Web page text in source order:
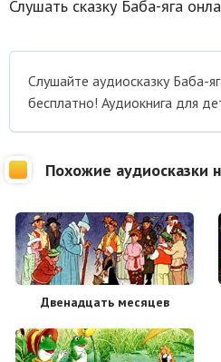
Слушать сказку Баба-яга
Cлушайте аудиосказку Баба-
бесплатно! Аудиокнига для
Похожие аудиосказки
Двенадцать месяцев